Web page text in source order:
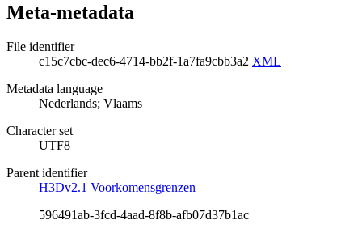
Meta-metadata
File identifier
c15c7cbc-dec6-4714-bb2f-1a7fa9cbb3a2 XML
Metadata language
Nederlands; Vlaams
Character set
UTF8
Parent identifier
H3Dv2.1 Voorkomensgrenzen
596491ab-3fcd-4aad-8f8b-afb07d37b1ac